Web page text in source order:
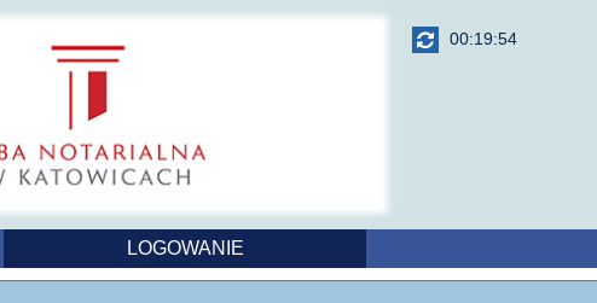
00:19:54
LOGOWANIE